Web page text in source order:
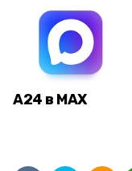
А24 в MAX